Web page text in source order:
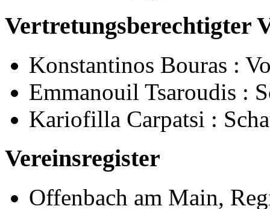
Vertretungsberechtigter
Konstantinos Bouras :
Emmanouil Tsaroudis :
Kariofilla Carpatsi :
Vereinsregister
Offenbach am Main,